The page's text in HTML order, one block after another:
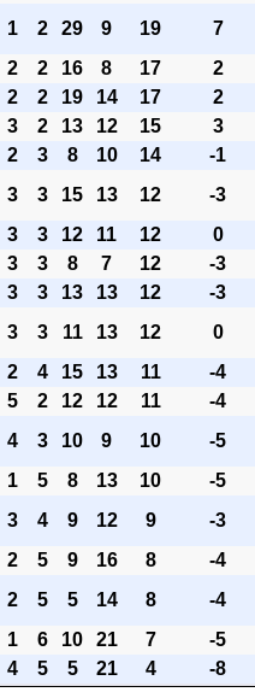
1 2 29 9 19
7
2 2 16 8 17
2
2 2 19 14 17
2
3 2 13 12 15
3
2 3 8 10 14
-1
3 3 15 13 12
-3
3 3 12 11 12
0
3 3 8 7 12
-3
3 3 13 13 12
-3
3 3 11 13 12
0
2 4 15 13 11
-4
5 2 12 12 11
-4
4 3 10 9 10
-5
1 5 8 13 10
-5
3 4 9 12 9
-3
2 5 9 16 8
-4
2 5 5 14 8
-4
1 6 10 21 7
-5
4 5 5 21 4 -8